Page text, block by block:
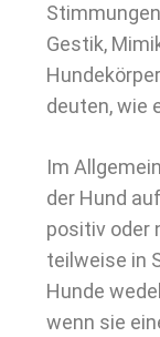
Gestik,
deuten, wie
Im
der Hund
positiv oder
teilweise in
Hunde
wenn sie